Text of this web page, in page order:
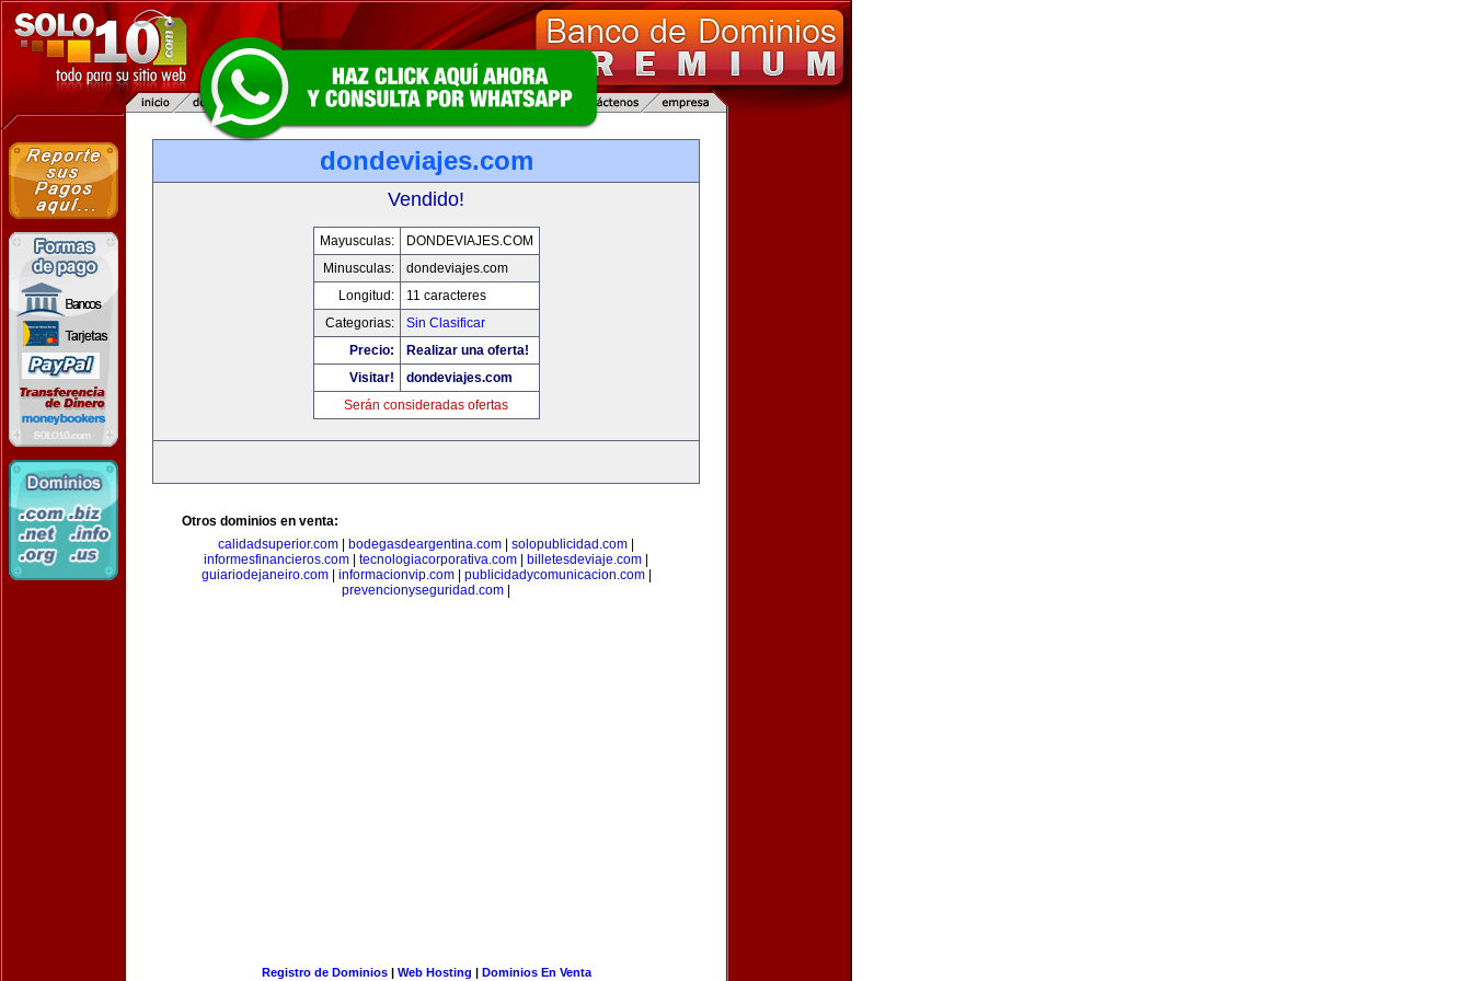
dondeviajes.com
Vendido!
Mayusculas:
DONDEVIAJES.COM
Minusculas:
dondeviajes.com
Longitud:
11 caracteres
Categorias:
Sin Clasificar
Precio:
Realizar una oferta!
Visitar!
dondeviajes.com
Serán consideradas ofertas
Otros dominios en venta:
calidadsuperior.com
bodegasdeargentina.com solopublicidad.com
informesfinancieros.com
tecnologiacorporativa.com billetesdeviaje.com
guiariodejaneiro.com| informacionvip.com| publicidadycomunicacion.com|
prevencionyseguridad.com
Registro de Dominios| Web Hosting | Dominios En Venta